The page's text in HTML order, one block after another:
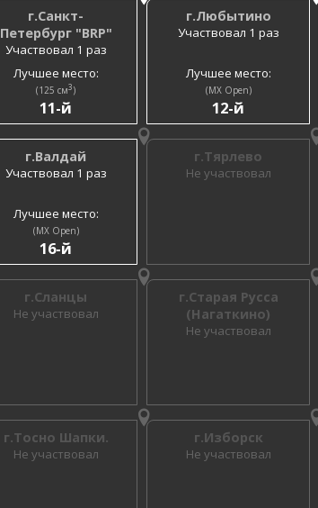
г.Санкт-
Петербург "BRP"
Участвовал 1 раз
Лучшее место:
(125 см3)
11-й
г.Любытино
Участвовал 1 раз
Лучшее место:
(MX Open)
12-й
г.Валдай
Участвовал 1 раз
Лучшее место:
(MX Open)
16-й
г.Тярлево
Не участвовал
г.Сланцы
Не участвовал
г.Старая Русса
(Нагаткино)
Не участвовал
г.Тосно Шапки.
Не участвовал
г.Изборск
Не участвовал